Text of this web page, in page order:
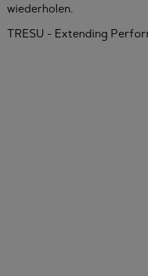
wiederholen.
TRESU - Extending